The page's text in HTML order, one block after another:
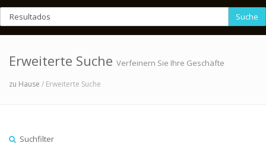
Suche
Erweiterte Suche Verfeinern Sie Ihre Geschäfte
zu Hause / Erweiterte Suche
Suchfilter